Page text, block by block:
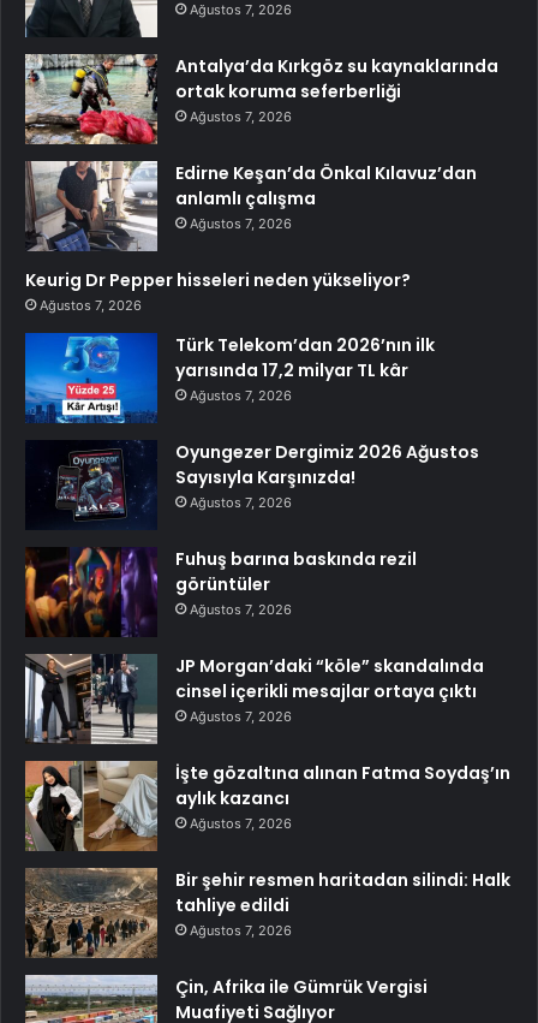
Ağustos 7, 2026
Antalya’da Kırkgöz su kaynaklarında
ortak koruma seferberliği
Ağustos 7, 2026
Edirne Keşan’da Önkal Kılavuz’dan
anlamlı çalışma
Ağustos 7, 2026
Keurig Dr Pepper hisseleri neden yükseliyor?
Ağustos 7, 2026
Türk Telekom’dan 2026’nın ilk
yarısında 17,2 milyar TL kâr
Ağustos 7, 2026
Oyungezer Dergimiz 2026 Ağustos
Sayısıyla Karşınızda!
Ağustos 7, 2026
Fuhuş barına baskında rezil
görüntüler
Ağustos 7, 2026
JP Morgan’daki “köle” skandalında
cinsel içerikli mesajlar ortaya çıktı
Ağustos 7, 2026
İşte gözaltına alınan Fatma Soydaş’ın
aylık kazancı
Ağustos 7, 2026
Bir şehir resmen haritadan silindi: Halk
tahliye edildi
Ağustos 7, 2026
Çin, Afrika ile Gümrük Vergisi
Muafiyeti Sağlıyor